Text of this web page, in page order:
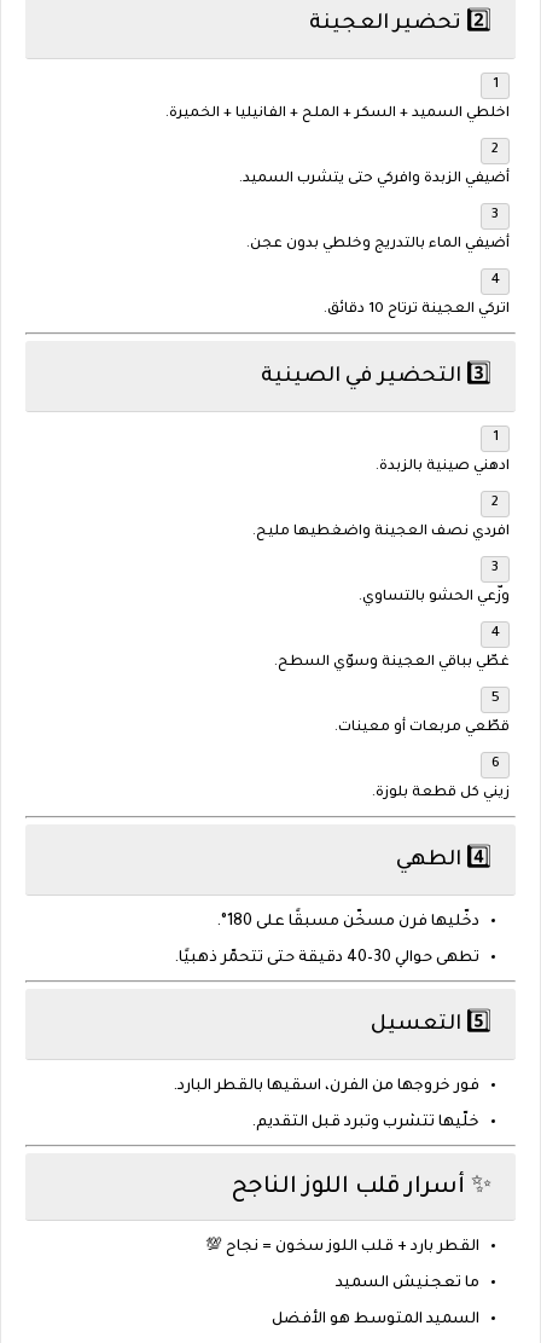
2️⃣ تحضير العجينة
اخلطي السميد + السكر + الملح + الفانيليا + الخميرة.
أضيفي الزبدة وافركي حتى يتشرب السميد.
أضيفي الماء بالتدريج وخلطي بدون عجن.
اتركي العجينة ترتاح 10 دقائق.
3️⃣ التحضير في الصينية
ادهني صينية بالزبدة.
افردي نصف العجينة واضغطيها مليح.
وزّعي الحشو بالتساوي.
غطّي بباقي العجينة وسوّي السطح.
قطّعي مربعات أو معينات.
زيني كل قطعة بلوزة.
4️⃣ الطهي
دخّليها فرن مسخّن مسبقًا على 180°
.
تطهى حوالي 30–40 دقيقة حتى تتحمّر ذهبيًا.
5️⃣ التعسيل
فور خروجها من الفرن، اسقيها بالقطر البارد.
خلّيها تتشرب وتبرد قبل التقديم.
✨ أسرار قلب اللوز الناجح
القطر بارد + قلب اللوز سخون = نجاح 💯
ما تعجنيش السميد
السميد المتوسط هو الأفضل